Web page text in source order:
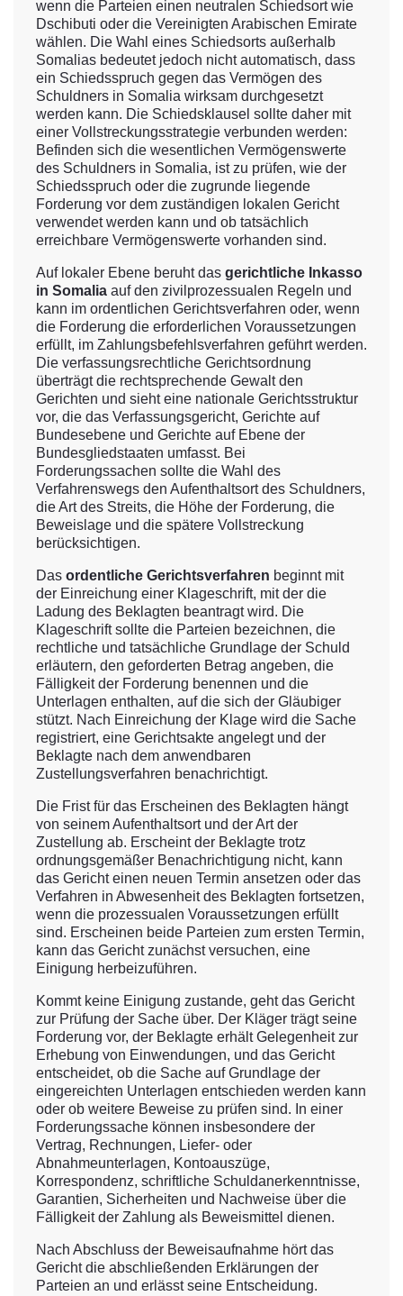
wenn die Parteien einen neutralen Schiedsort wie
Dschibuti oder die Vereinigten Arabischen Emirate
wählen. Die Wahl eines Schiedsorts außerhalb
Somalias bedeutet jedoch nicht automatisch, dass
ein Schiedsspruch gegen das Vermögen des
Schuldners in Somalia wirksam durchgesetzt
werden kann. Die Schiedsklausel sollte daher mit
einer Vollstreckungsstrategie verbunden werden:
Befinden sich die wesentlichen Vermögenswerte
des Schuldners in Somalia, ist zu prüfen, wie der
Schiedsspruch oder die zugrunde liegende
Forderung vor dem zuständigen lokalen Gericht
verwendet werden kann und ob tatsächlich
erreichbare Vermögenswerte vorhanden sind.
Auf lokaler Ebene beruht das gerichtliche Inkasso
in Somalia auf den zivilprozessualen Regeln und
kann im ordentlichen Gerichtsverfahren oder, wenn
die Forderung die erforderlichen Voraussetzungen
erfüllt, im Zahlungsbefehlsverfahren geführt werden.
Die verfassungsrechtliche Gerichtsordnung
überträgt die rechtsprechende Gewalt den
Gerichten und sieht eine nationale Gerichtsstruktur
vor, die das Verfassungsgericht, Gerichte auf
Bundesebene und Gerichte auf Ebene der
Bundesgliedstaaten umfasst. Bei
Forderungssachen sollte die Wahl des
Verfahrenswegs den Aufenthaltsort des Schuldners,
die Art des Streits, die Höhe der Forderung, die
Beweislage und die spätere Vollstreckung
berücksichtigen.
Das ordentliche Gerichtsverfahren beginnt mit
der Einreichung einer Klageschrift, mit der die
Ladung des Beklagten beantragt wird. Die
Klageschrift sollte die Parteien bezeichnen, die
rechtliche und tatsächliche Grundlage der Schuld
erläutern, den geforderten Betrag angeben, die
Fälligkeit der Forderung benennen und die
Unterlagen enthalten, auf die sich der Gläubiger
stützt. Nach Einreichung der Klage wird die Sache
registriert, eine Gerichtsakte angelegt und der
Beklagte nach dem anwendbaren
Zustellungsverfahren benachrichtigt.
Die Frist für das Erscheinen des Beklagten hängt
von seinem Aufenthaltsort und der Art der
Zustellung ab. Erscheint der Beklagte trotz
ordnungsgemäßer Benachrichtigung nicht, kann
das Gericht einen neuen Termin ansetzen oder das
Verfahren in Abwesenheit des Beklagten fortsetzen,
wenn die prozessualen Voraussetzungen erfüllt
sind. Erscheinen beide Parteien zum ersten Termin,
kann das Gericht zunächst versuchen, eine
Einigung herbeizuführen.
Kommt keine Einigung zustande, geht das Gericht
zur Prüfung der Sache über. Der Kläger trägt seine
Forderung vor, der Beklagte erhält Gelegenheit zur
Erhebung von Einwendungen, und das Gericht
entscheidet, ob die Sache auf Grundlage der
eingereichten Unterlagen entschieden werden kann
oder ob weitere Beweise zu prüfen sind. In einer
Forderungssache können insbesondere der
Vertrag, Rechnungen, Liefer- oder
Abnahmeunterlagen, Kontoauszüge,
Korrespondenz, schriftliche Schuldanerkenntnisse,
Garantien, Sicherheiten und Nachweise über die
Fälligkeit der Zahlung als Beweismittel dienen.
Nach Abschluss der Beweisaufnahme hört das
Gericht die abschließenden Erklärungen der
Parteien an und erlässt seine Entscheidung.